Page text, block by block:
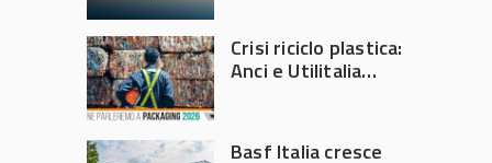
Crisi riciclo plastica:
Anci e Utilitalia
Governo
Basf Italia cresce